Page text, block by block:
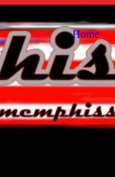
Home